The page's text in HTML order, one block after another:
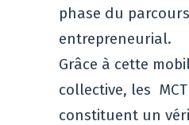
phase du parcours
entrepreneurial.
Grâce à cette
collective, les
constituent un